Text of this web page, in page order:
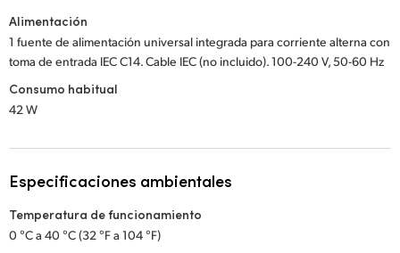
Alimentación
1 fuente de alimentación universal integrada para corriente alterna con
toma de entrada IEC C14. Cable IEC (no incluido). 100-240 V, 50-60 Hz
Consumo habitual
42 W
Especificaciones ambientales
Temperatura de funcionamiento
0 °C a 40 °C (32 °F a 104 °F)